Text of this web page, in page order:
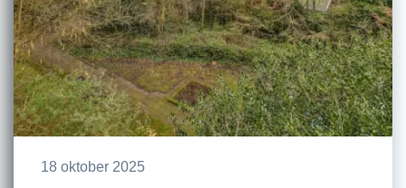
18 oktober 2025